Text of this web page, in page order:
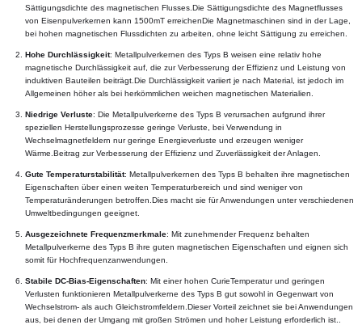
Sättigungsdichte des magnetischen Flusses.Die Sättigungsdichte des Magnetflusses
von Eisenpulverkernen kann 1500mT erreichenDie Magnetmaschinen sind in der Lage,
bei hohen magnetischen Flussdichten zu arbeiten, ohne leicht Sättigung zu erreichen.
Hohe Durchlässigkeit: Metallpulverkernen des Typs B weisen eine relativ hohe
magnetische Durchlässigkeit auf, die zur Verbesserung der Effizienz und Leistung von
induktiven Bauteilen beiträgt.Die Durchlässigkeit variiert je nach Material, ist jedoch im
Allgemeinen höher als bei herkömmlichen weichen magnetischen Materialien.
Niedrige Verluste: Die Metallpulverkerne des Typs B verursachen aufgrund ihrer
speziellen Herstellungsprozesse geringe Verluste, bei Verwendung in
Wechselmagnetfeldern nur geringe Energieverluste und erzeugen weniger
Wärme.Beitrag zur Verbesserung der Effizienz und Zuverlässigkeit der Anlagen.
Gute Temperaturstabilität: Metallpulverkernen des Typs B behalten ihre magnetischen
Eigenschaften über einen weiten Temperaturbereich und sind weniger von
Temperaturänderungen betroffen.Dies macht sie für Anwendungen unter verschiedenen
Umweltbedingungen geeignet.
Ausgezeichnete Frequenzmerkmale: Mit zunehmender Frequenz behalten
Metallpulverkerne des Typs B ihre guten magnetischen Eigenschaften und eignen sich
somit für Hochfrequenzanwendungen.
Stabile DC-Bias-Eigenschaften: Mit einer hohen Curie­Temperatur und geringen
Verlusten funktionieren Metallpulverkerne des Typs B gut sowohl in Gegenwart von
Wechselstrom- als auch Gleichstromfeldern.Dieser Vorteil zeichnet sie bei Anwendungen
aus, bei denen der Umgang mit großen Strömen und hoher Leistung erforderlich ist..